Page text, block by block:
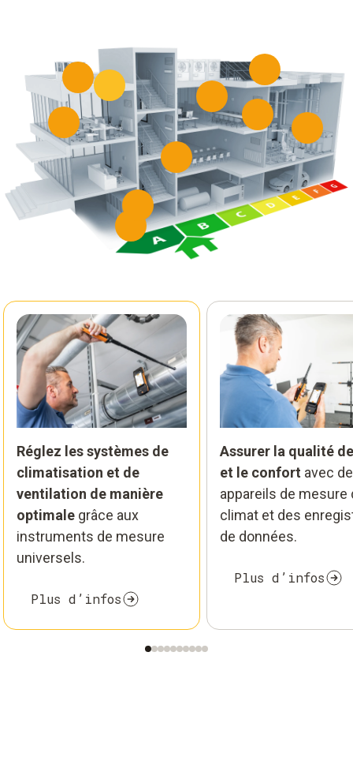
Réglez les systèmes de
climatisation et de
ventilation de manière
optimale grâce aux
instruments de mesure
universels.
Plus d’infos
Assurer la qualité
et le confort avec
appareils de mesure
climat et des
de données.
Plus d’infos